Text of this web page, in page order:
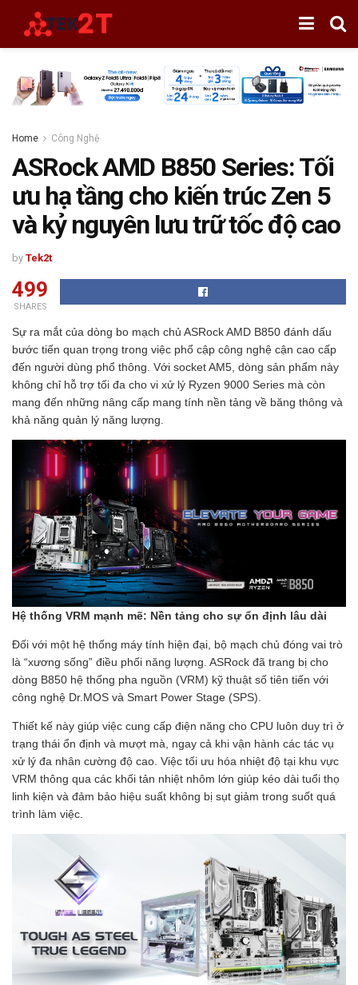
Home Công Nghệ
ASRock AMD B850 Series: Tối
ưu hạ tầng cho kiến trúc Zen 5
và kỷ nguyên lưu trữ tốc độ cao
by Tek2t
499
SHARES
Sự ra mắt của dòng bo mạch chủ ASRock AMD B850 đánh dấu
bước tiến quan trọng trong việc phổ cập công nghệ cận cao cấp
đến người dùng phổ thông. Với socket AM5, dòng sản phẩm này
không chỉ hỗ trợ tối đa cho vi xử lý Ryzen 9000 Series mà còn
mang đến những nâng cấp mang tính nền tảng về băng thông và
khả năng quản lý năng lượng.
Hệ thống VRM mạnh mẽ: Nền tảng cho sự ổn định lâu dài
Đối với một hệ thống máy tính hiện đại, bộ mạch chủ đóng vai trò
là “xương sống” điều phối năng lượng. ASRock đã trang bị cho
dòng B850 hệ thống pha nguồn (VRM) kỹ thuật số tiên tiến với
công nghệ Dr.MOS và Smart Power Stage (SPS).
Thiết kế này giúp việc cung cấp điện năng cho CPU luôn duy trì ở
trạng thái ổn định và mượt mà, ngay cả khi vận hành các tác vụ
xử lý đa nhân cường độ cao. Việc tối ưu hóa nhiệt độ tại khu vực
VRM thông qua các khối tản nhiệt nhôm lớn giúp kéo dài tuổi thọ
linh kiện và đảm bảo hiệu suất không bị sụt giảm trong suốt quá
trình làm việc.